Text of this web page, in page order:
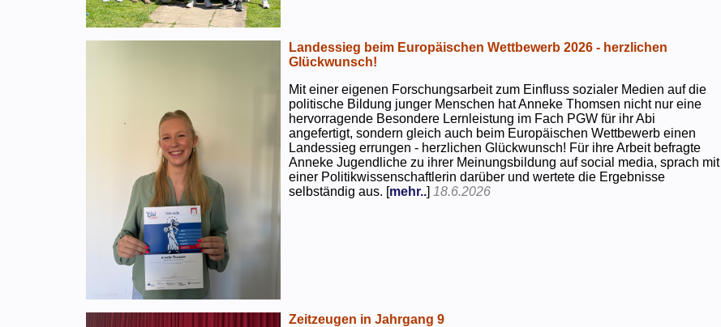
Landessieg beim Europäischen Wettbewerb 2026 - herzlichen
Glückwunsch!
Mit einer eigenen Forschungsarbeit zum Einfluss sozialer Medien auf die
politische Bildung junger Menschen hat Anneke Thomsen nicht nur eine
hervorragende Besondere Lernleistung im Fach PGW für ihr Abi
angefertigt, sondern gleich auch beim Europäischen Wettbewerb einen
Landessieg errungen - herzlichen Glückwunsch! Für ihre Arbeit befragte
Anneke Jugendliche zu ihrer Meinungsbildung auf social media, sprach mit
einer Politikwissenschaftlerin darüber und wertete die Ergebnisse
selbständig aus. [mehr..] 18.6.2026
Zeitzeugen in Jahrgang 9